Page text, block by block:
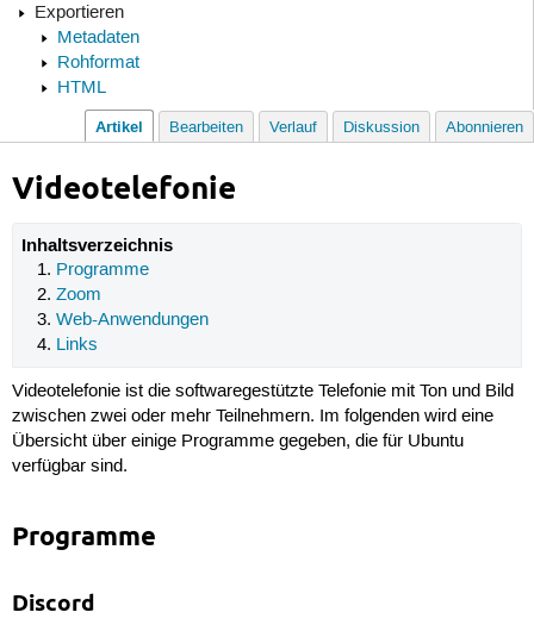
Exportieren
Metadaten
Rohformat
HTML
Artikel Bearbeiten Verlauf Diskussion Abonnieren
Videotelefonie
Inhaltsverzeichnis
Programme
Zoom
Web-Anwendungen
Links
Videotelefonie ist die softwaregestützte Telefonie mit Ton und Bild
zwischen zwei oder mehr Teilnehmern. Im folgenden wird eine
Übersicht über einige Programme gegeben, die für Ubuntu
verfügbar sind.
Programme
Discord